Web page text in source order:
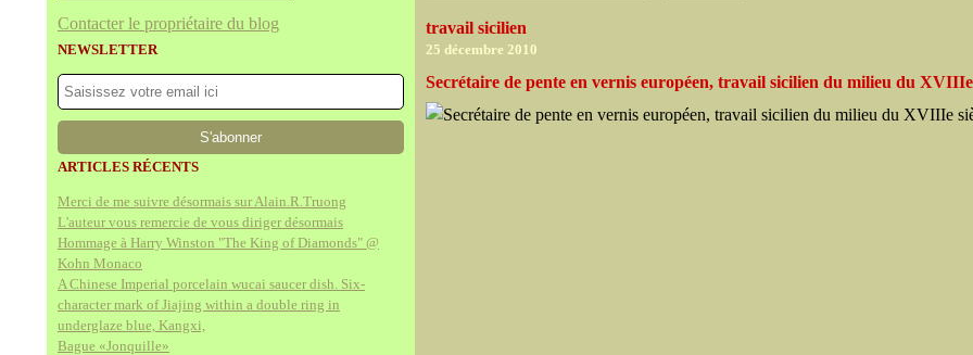
Contacter le propriétaire du blog
NEWSLETTER
ARTICLES RÉCENTS
Merci de me suivre désormais sur Alain.R.Truong
L'auteur vous remercie de vous diriger désormais
Hommage à Harry Winston "The King of Diamonds" @
Kohn Monaco
A Chinese Imperial porcelain wucai saucer dish. Six-
character mark of Jiajing within a double ring in
underglaze blue, Kangxi,
Bague «Jonquille»
travail sicilien
25 décembre 2010
Secrétaire de pente en vernis européen, travail sicilien du milieu du XVIIIe